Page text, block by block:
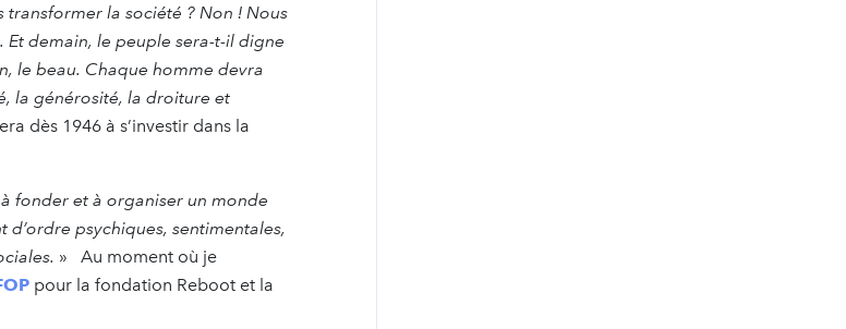
la société ? Non ! Nous
Et demain, le peuple sera-t-il digne
le beau. Chaque homme devra
la générosité, la droiture et
dès 1946 à s’investir dans la
fonder et à organiser un monde
psychiques, sentimentales,
» Au moment où je
pour la fondation Reboot et la